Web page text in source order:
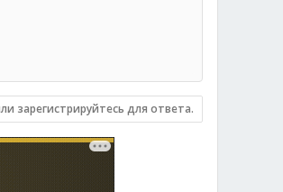
зарегистрируйтесь для ответа.